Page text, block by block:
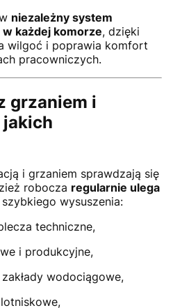
niezależny system
każdej komorze, dzięki
wilgoć i poprawia komfort
pracowniczych.
grzaniem i
jakich
i grzaniem sprawdzają się
robocza regularnie ulega
wysuszenia:
techniczne,
i produkcyjne,
wodociągowe,